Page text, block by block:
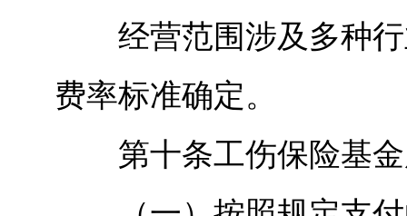
经营范围涉及多种行
费率标准确定。
第十条工伤保险基金